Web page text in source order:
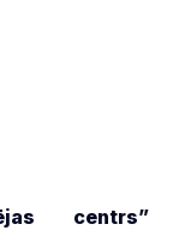
centrs”